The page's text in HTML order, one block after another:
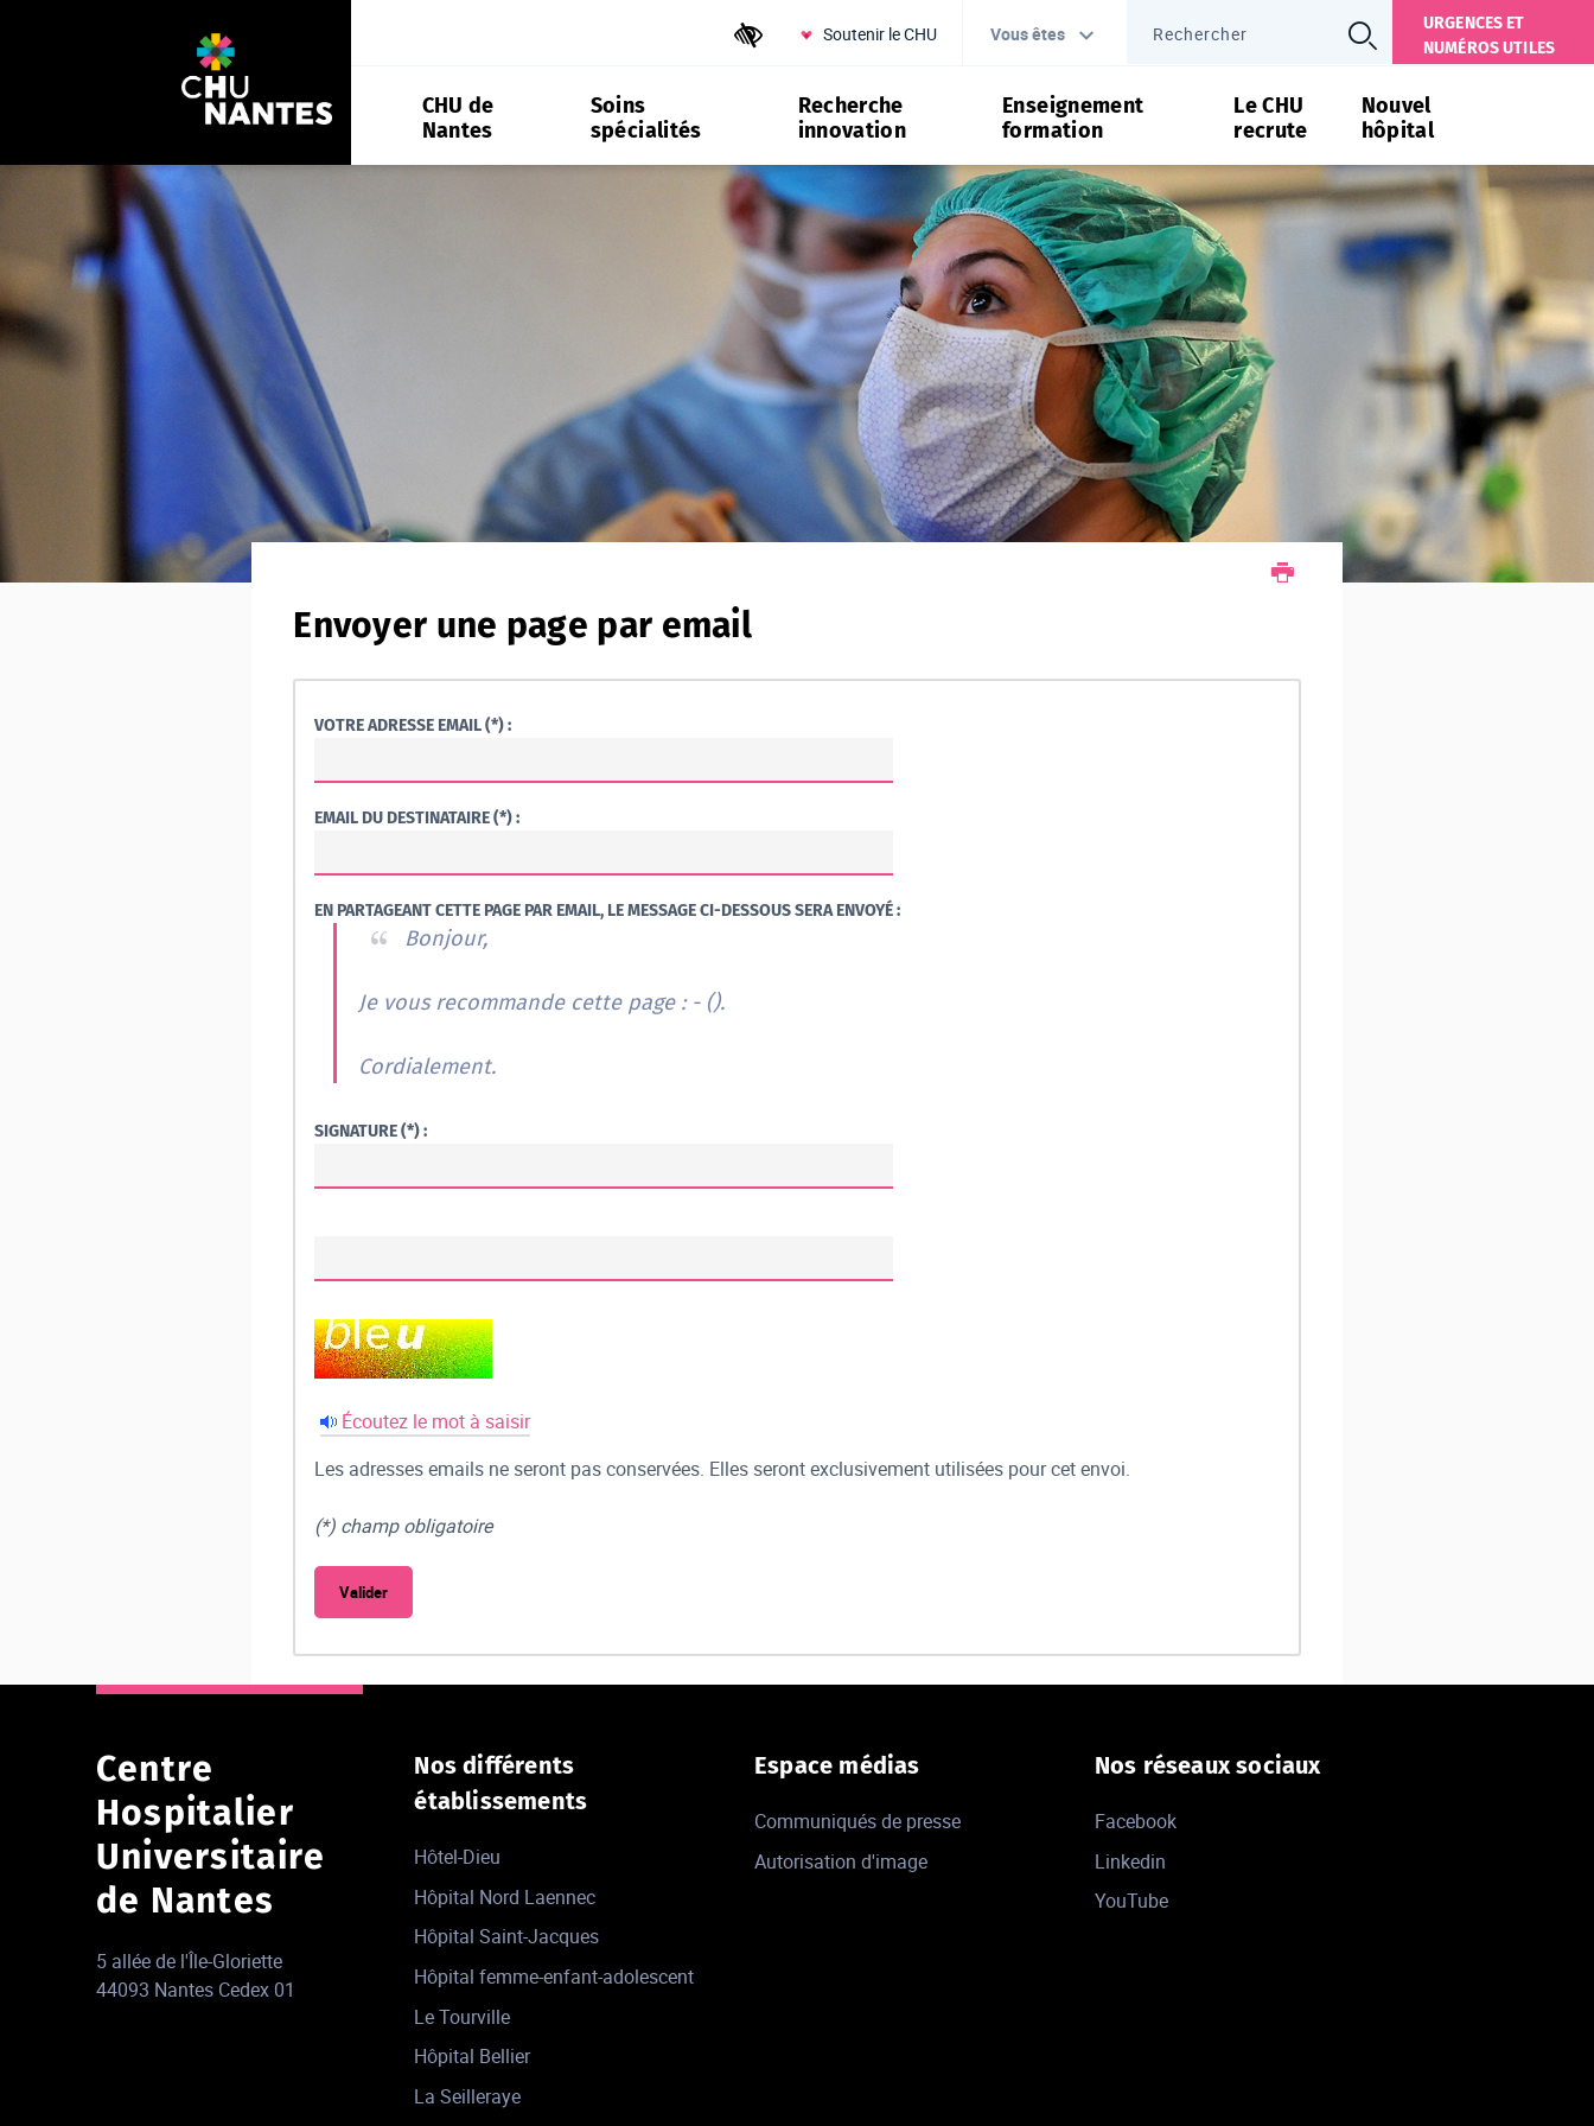
Outils d'accessibilité
Soutenir le CHU Vous êtes
URGENCES ET
NUMÉROS UTILES
CHU de
Nantes
Soins
spécialités
Recherche
innovation
Enseignement
formation
Le CHU
recrute
Nouvel
hôpital
Envoyer une page par email
VOTRE ADRESSE EMAIL (*) :
EMAIL DU DESTINATAIRE (*) :
EN PARTAGEANT CETTE PAGE PAR EMAIL, LE MESSAGE CI-DESSOUS SERA ENVOYÉ :
Bonjour,
Je vous recommande cette page : - ().
Cordialement.
SIGNATURE (*) :
Écoutez le mot à saisir
Les adresses emails ne seront pas conservées. Elles seront exclusivement utilisées pour cet envoi.
(*) champ obligatoire
Centre
Hospitalier
Universitaire
de Nantes
5 allée de l'Île-Gloriette
44093 Nantes Cedex 01
Nos différents
établissements
Hôtel-Dieu
Hôpital Nord Laennec
Hôpital Saint-Jacques
Hôpital femme-enfant-adolescent
Le Tourville
Hôpital Bellier
La Seilleraye
Espace médias
Communiqués de presse
Autorisation d'image
Nos réseaux sociaux
Facebook
Linkedin
YouTube